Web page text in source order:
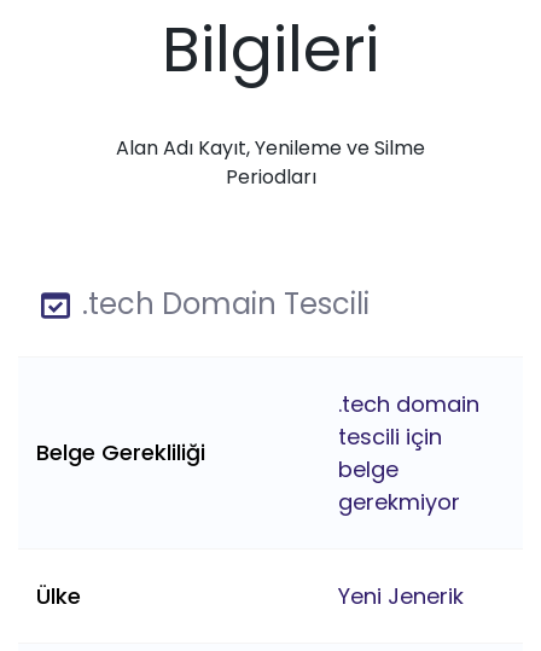
Bilgileri
Alan Adı Kayıt, Yenileme ve Silme
Periodları
.tech Domain Tescili
Belge Gerekliliği
.tech domain
tescili için
belge
gerekmiyor
Ülke Yeni Jenerik